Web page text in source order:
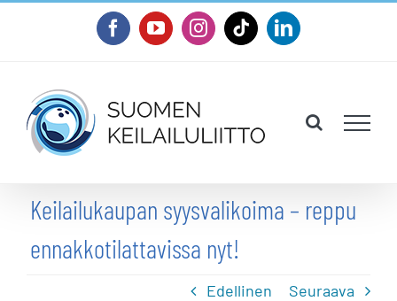
FacebookYouTubeInstagram
TiktokLinkedIn
Keilailukaupan syysvalikoima – reppu
ennakkotilattavissa nyt!
Edellinen Seuraava